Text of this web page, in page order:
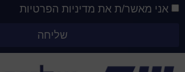
אני מאשר/ת את מדיניות הפרטיות
שליחה